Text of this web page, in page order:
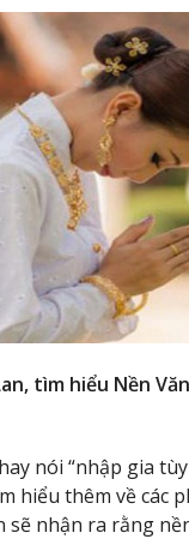
tìm hiểu Nền
nói “nhập gia
hiểu thêm về các
sẽ nhận ra rằng